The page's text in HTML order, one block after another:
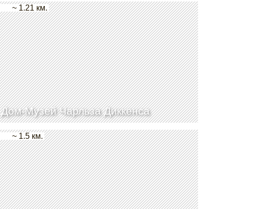
Дом-Музей Чарльза Диккенса
~ 1.21 км.
~ 1.5 км.